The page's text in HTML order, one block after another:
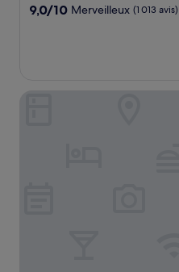
9.0
9,0/10 Merveilleux (1 013 avis)